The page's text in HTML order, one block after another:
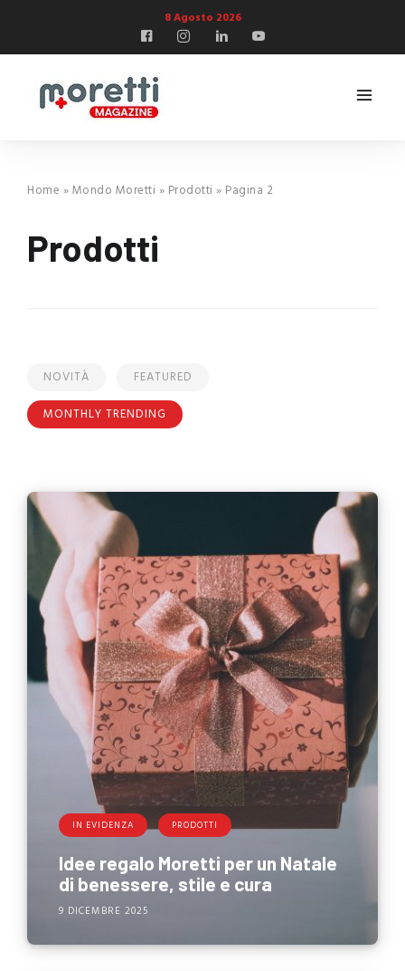
8 Agosto 2026
Home »Mondo Moretti » Prodotti » Pagina 2
Prodotti
NOVITÀ
FEATURED
MONTHLY TRENDING
IN EVIDENZA PRODOTTI
Idee regalo Moretti per un Natale
di benessere, stile e cura
9 DICEMBRE 2025